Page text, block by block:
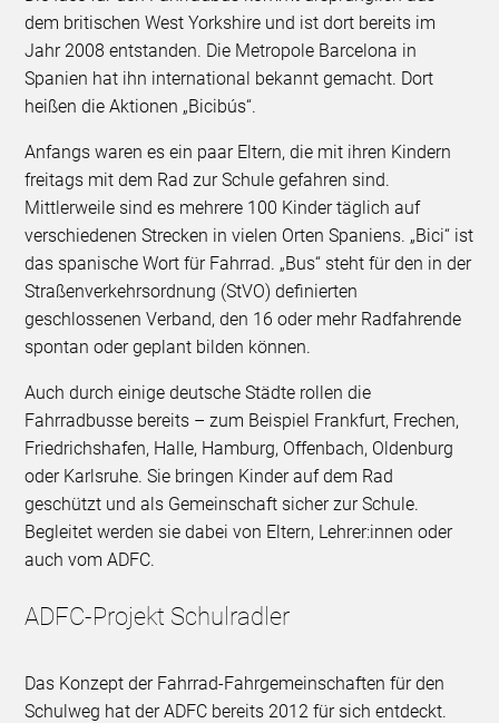
dem britischen West Yorkshire und ist dort bereits im
Jahr 2008 entstanden. Die Metropole Barcelona in
Spanien hat ihn international bekannt gemacht. Dort
heißen die Aktionen „Bicibús“.
Anfangs waren es ein paar Eltern, die mit ihren Kindern
freitags mit dem Rad zur Schule gefahren sind.
Mittlerweile sind es mehrere 100 Kinder täglich auf
verschiedenen Strecken in vielen Orten Spaniens. „Bici“ ist
das spanische Wort für Fahrrad. „Bus“ steht für den in der
Straßenverkehrsordnung (StVO) definierten
geschlossenen Verband, den 16 oder mehr Radfahrende
spontan oder geplant bilden können.
Auch durch einige deutsche Städte rollen die
Fahrradbusse bereits – zum Beispiel Frankfurt, Frechen,
Friedrichshafen, Halle, Hamburg, Offenbach, Oldenburg
oder Karlsruhe. Sie bringen Kinder auf dem Rad
geschützt und als Gemeinschaft sicher zur Schule.
Begleitet werden sie dabei von Eltern, Lehrer:innen oder
auch vom ADFC.
ADFC-Projekt Schulradler
Das Konzept der Fahrrad-Fahrgemeinschaften für den
Schulweg hat der ADFC bereits 2012 für sich entdeckt.